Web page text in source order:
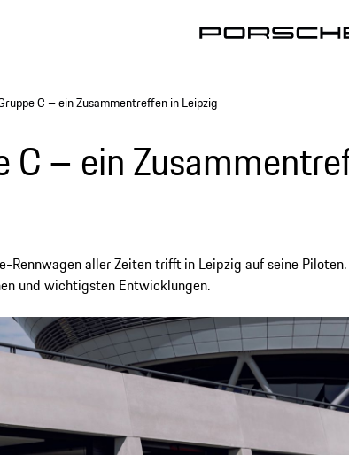
C – ein Zusammentreffen in Leipzig
C – ein
Rennwagen aller Zeiten trifft in Leipzig auf seine
und wichtigsten Entwicklungen.